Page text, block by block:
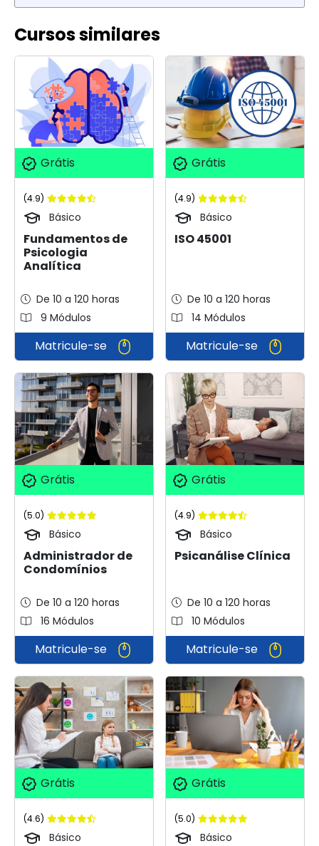
Cursos similares
Grátis
(4.9)
Básico
Fundamentos de
Psicologia
Analítica
De 10 a 120 horas
9 Módulos
Matricule-se
Grátis
(4.9)
Básico
ISO 45001
De 10 a 120 horas
14 Módulos
Matricule-se
Grátis
(5.0)
Básico
Administrador de
Condomínios
De 10 a 120 horas
16 Módulos
Matricule-se
Grátis
(4.9)
Básico
Psicanálise Clínica
De 10 a 120 horas
10 Módulos
Matricule-se
Grátis
(4.6)
Básico
Grátis
(5.0)
Básico